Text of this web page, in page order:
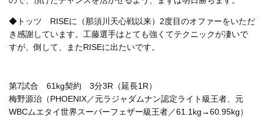
◆トッツ RISEに（那須川天心戦以来）2度目のオファーをいただ
き感謝しています。工藤選手はとても強くてテクニックが凄いで
すが、倒して、またRISEに出たいです。
第7試合 61kg契約 3分3R（延長1R）
梅野源治（PHOENIX／元ラジャダムナン認定ライト級王者、元
WBCムエタイ世界スーパーフェザー級王者／61.1kg→60.95kg）